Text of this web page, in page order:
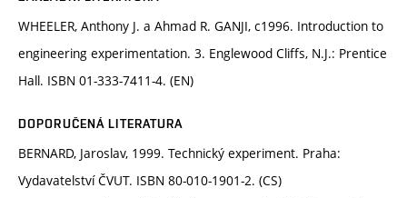
WHEELER, Anthony J. a Ahmad R. GANJI, c1996. Introduction to
engineering experimentation. 3. Englewood Cliffs, N.J.: Prentice
Hall. ISBN 01-333-7411-4. (EN)
DOPORUČENÁ LITERATURA
BERNARD, Jaroslav, 1999. Technický experiment. Praha:
Vydavatelství ČVUT. ISBN 80-010-1901-2. (CS)